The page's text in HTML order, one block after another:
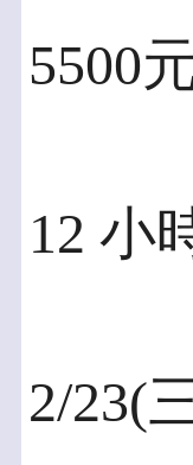
5500
12 小
2/23(